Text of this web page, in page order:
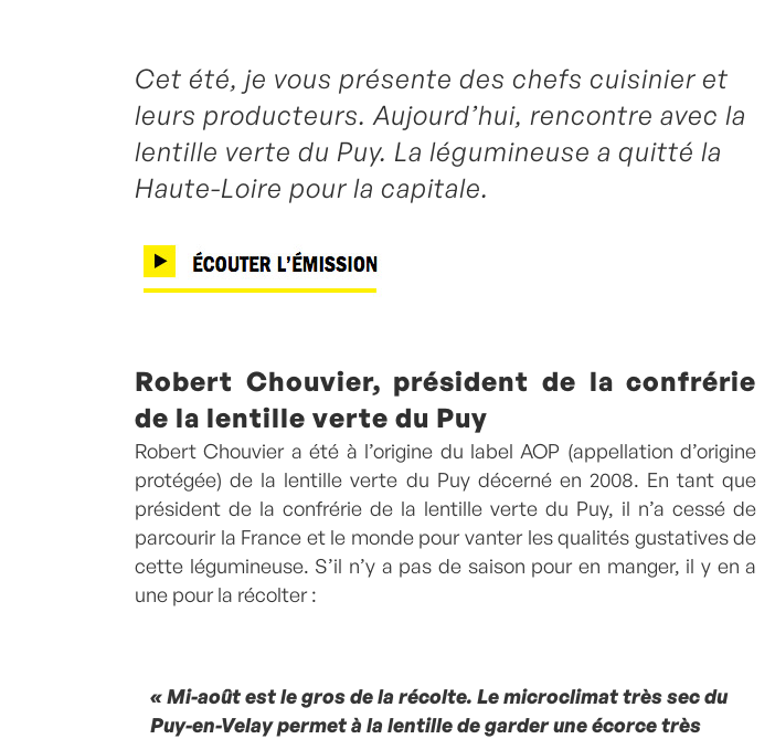
Posté à 13:23hin- Radio -,Bulot,Coques, Gaspacho,Lentille,
Palourde
Laurent Mariotte 0 Commentaires
Cet été, je vous présente des chefs cuisinier et
leurs producteurs. Aujourd’hui, rencontre avec la
lentille verte du Puy. La légumineuse a quitté la
Haute-Loire pour la capitale.
Robert Chouvier, président de la confrérie
de la lentille verte du Puy
Robert Chouvier a été à l’origine du label AOP (appellation d’origine
protégée) de la lentille verte du Puy décerné en 2008. En tant que
président de la confrérie de la lentille verte du Puy, il n’a cessé de
parcourir la France et le monde pour vanter les qualités gustatives de
cette légumineuse. S’il n’y a pas de saison pour en manger, il y en a
une pour la récolter :
« Mi-août est le gros de la récolte. Le microclimat très sec du
Puy-en-Velay permet à la lentille de garder une écorce très